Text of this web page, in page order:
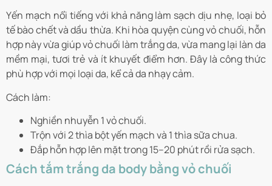
Yến mạch nổi tiếng với khả năng làm sạch dịu nhẹ, loại bỏ
tế bào chết và dầu thừa. Khi hòa quyện cùng vỏ chuối, hỗn
hợp này vừa giúp vỏ chuối làm trắng da, vừa mang lại làn da
mềm mại, tươi trẻ và ít khuyết điểm hơn. Đây là công thức
phù hợp với mọi loại da, kể cả da nhạy cảm.
Cách làm:
Nghiền nhuyễn 1 vỏ chuối.
Trộn với 2 thìa bột yến mạch và 1 thìa sữa chua.
Đắp hỗn hợp lên mặt trong 15–20 phút rồi rửa sạch.
Cách tắm trắng da body bằng vỏ chuối